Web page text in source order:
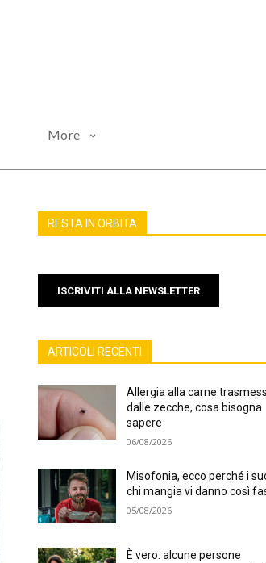
More
RESTA IN ORBITA
ISCRIVITI ALLA NEWSLETTER
ARTICOLI RECENTI
Allergia alla carne
dalle zecche, cosa bisogna
sapere
06/08/2026
Misofonia, ecco perché i
chi mangia vi danno così
05/08/2026
È vero: alcune persone